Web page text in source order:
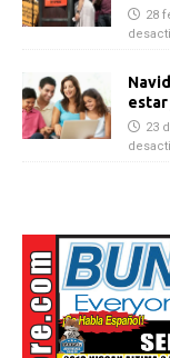
28
23